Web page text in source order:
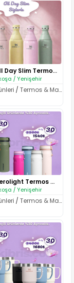
Stanley All Day Slim Termos..
/ Yenişehir
/Termos & Matara
Stanley Aerolight Termos Seris..
/ Yenişehir
/Termos & Matara